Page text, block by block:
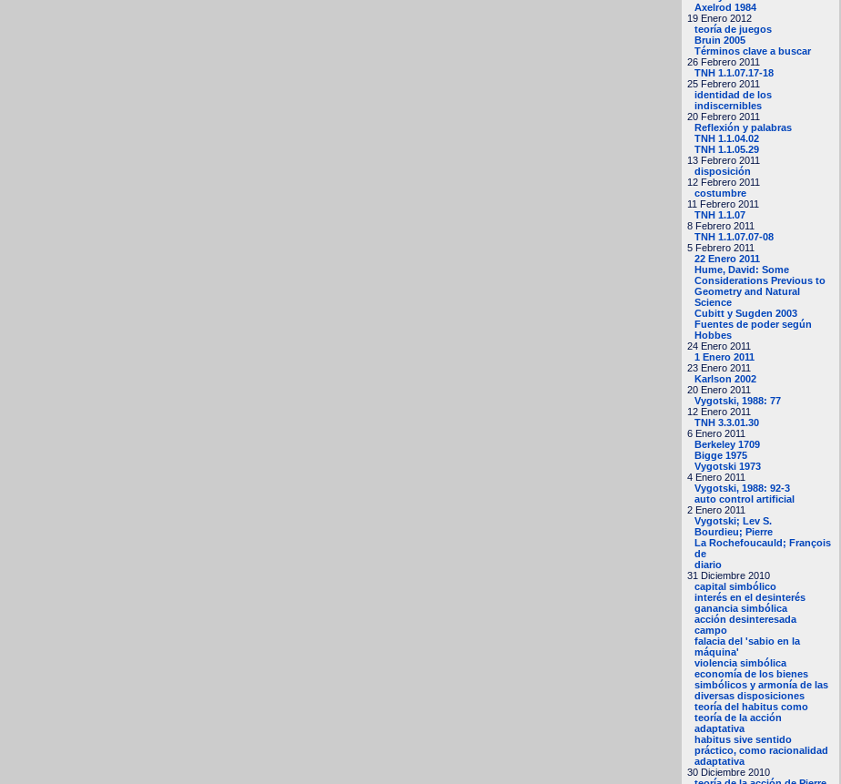
Axelrod 1984
19 Enero 2012
teoría de juegos
Bruin 2005
Términos clave a buscar
26 Febrero 2011
TNH 1.1.07.17-18
25 Febrero 2011
identidad de los
indiscernibles
20 Febrero 2011
Reflexión y palabras
TNH 1.1.04.02
TNH 1.1.05.29
13 Febrero 2011
disposición
12 Febrero 2011
costumbre
11 Febrero 2011
TNH 1.1.07
8 Febrero 2011
TNH 1.1.07.07-08
5 Febrero 2011
22 Enero 2011
Hume, David: Some
Considerations Previous to
Geometry and Natural
Science
Cubitt y Sugden 2003
Fuentes de poder según
Hobbes
24 Enero 2011
1 Enero 2011
23 Enero 2011
Karlson 2002
20 Enero 2011
Vygotski, 1988: 77
12 Enero 2011
TNH 3.3.01.30
6 Enero 2011
Berkeley 1709
Bigge 1975
Vygotski 1973
4 Enero 2011
Vygotski, 1988: 92-3
auto control artificial
2 Enero 2011
Vygotski; Lev S.
Bourdieu; Pierre
La Rochefoucauld; François
de
diario
31 Diciembre 2010
capital simbólico
interés en el desinterés
ganancia simbólica
acción desinteresada
campo
falacia del 'sabio en la
máquina'
violencia simbólica
economía de los bienes
simbólicos y armonía de las
diversas disposiciones
teoría del habitus como
teoría de la acción
adaptativa
habitus sive sentido
práctico, como racionalidad
adaptativa
30 Diciembre 2010